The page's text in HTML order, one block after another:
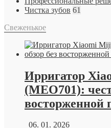
Чистка зубов 61
Свеженькое
Ирригатор
(MEO701):
восторженной
06. 01. 2026